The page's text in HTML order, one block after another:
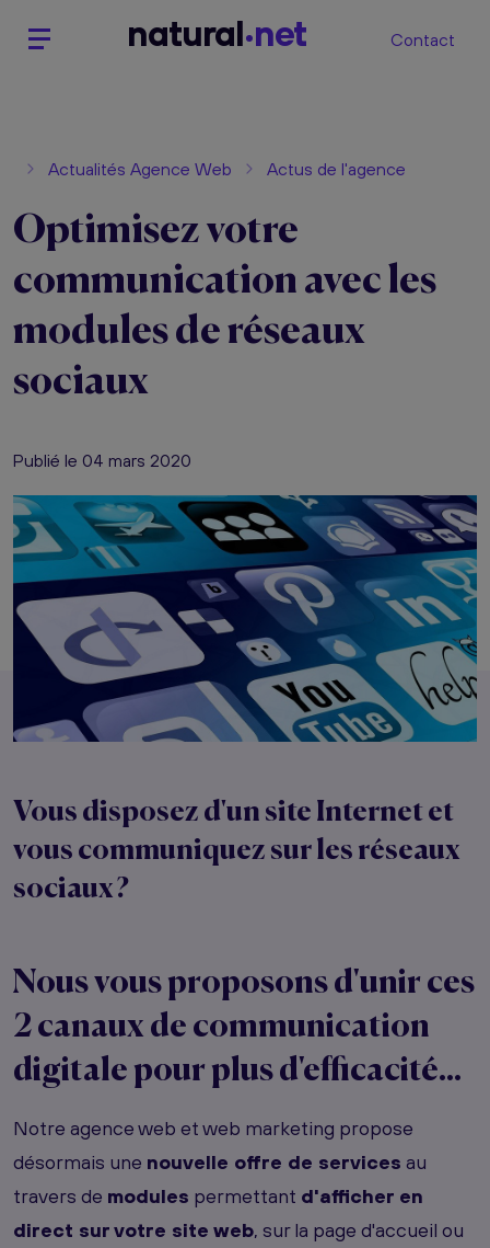
natural net Contact
Actualités Agence Web Actus de l'agence
Optimisez votre
communication avec les
modules de réseaux
sociaux
Publié le 04 mars 2020
Vous disposez d'un site Internet et
vous communiquez sur les réseaux
sociaux ?
Nous vous proposons d'unir ces
2 canaux de communication
digitale pour plus d'efficacité...
Notre agence web et web marketing propose
désormais une nouvelle offre de services au
travers de modules permettant d'afficher en
direct sur votre site web, sur la page d'accueil ou